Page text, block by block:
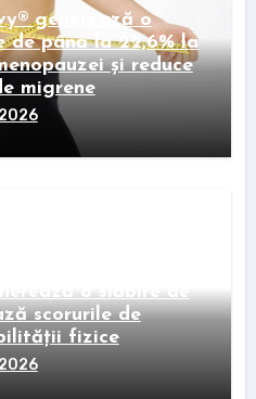
generează o
de până la 22,6% la
și reduce
migrene
o slăbire de
scorurile de
fizice